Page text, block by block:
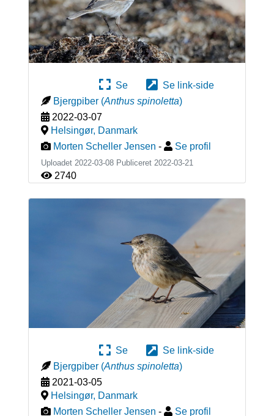
Se
Se link-side
Bjergpiber (Anthus spinoletta)
2022-03-07
Helsingør, Danmark
Morten Scheller Jensen - Se profil
Uploadet 2022-03-08 Publiceret 2022-03-21
2740
Se
Se link-side
Bjergpiber (Anthus spinoletta)
2021-03-05
Helsingør, Danmark
Morten Scheller Jensen - Se profil